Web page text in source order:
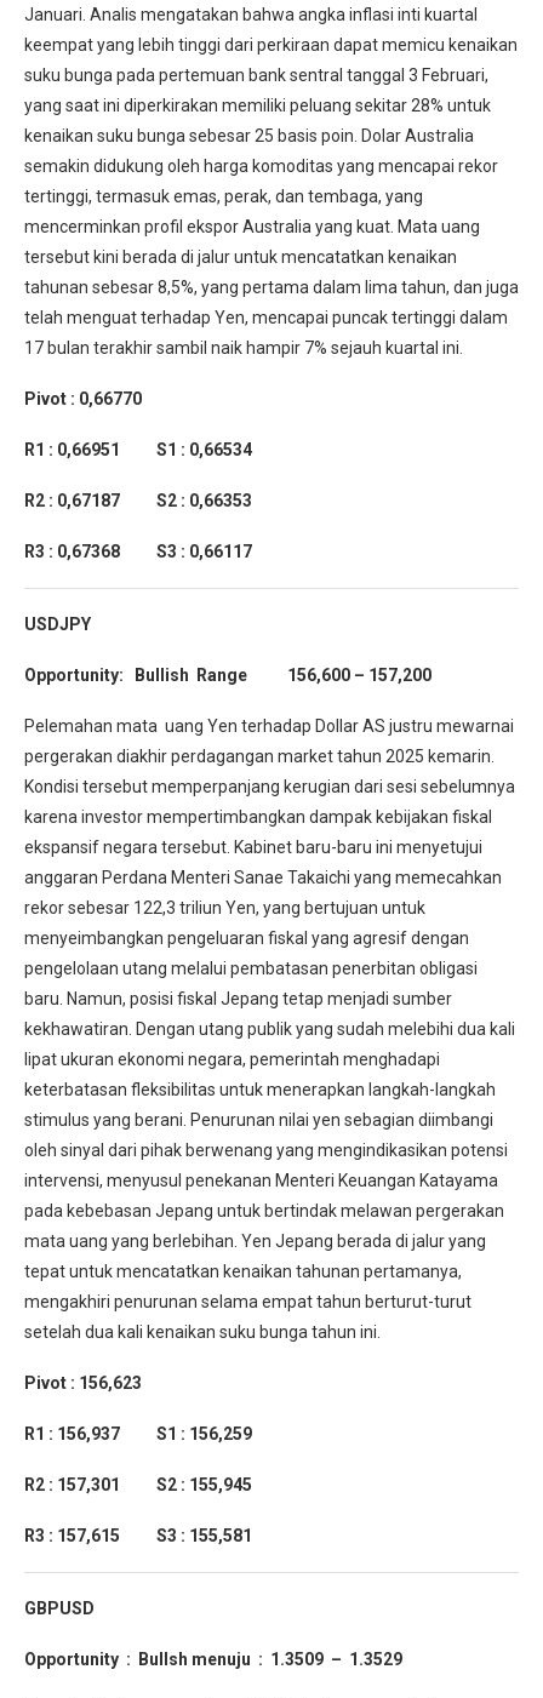
Januari. Analis mengatakan bahwa angka inflasi inti kuartal
keempat yang lebih tinggi dari perkiraan dapat memicu kenaikan
suku bunga pada pertemuan bank sentral tanggal 3 Februari,
yang saat ini diperkirakan memiliki peluang sekitar 28% untuk
kenaikan suku bunga sebesar 25 basis poin. Dolar Australia
semakin didukung oleh harga komoditas yang mencapai rekor
tertinggi, termasuk emas, perak, dan tembaga, yang
mencerminkan profil ekspor Australia yang kuat. Mata uang
tersebut kini berada di jalur untuk mencatatkan kenaikan
tahunan sebesar 8,5%, yang pertama dalam lima tahun, dan juga
telah menguat terhadap Yen, mencapai puncak tertinggi dalam
17 bulan terakhir sambil naik hampir 7% sejauh kuartal ini.
Pivot : 0,66770
R1 : 0,66951 S1 : 0,66534
R2 : 0,67187 S2 : 0,66353
R3 : 0,67368 S3 : 0,66117
USDJPY
Opportunity: Bullish Range 156,600 – 157,200
Pelemahan mata uang Yen terhadap Dollar AS justru mewarnai
pergerakan diakhir perdagangan market tahun 2025 kemarin.
Kondisi tersebut memperpanjang kerugian dari sesi sebelumnya
karena investor mempertimbangkan dampak kebijakan fiskal
ekspansif negara tersebut. Kabinet baru-baru ini menyetujui
anggaran Perdana Menteri Sanae Takaichi yang memecahkan
rekor sebesar 122,3 triliun Yen, yang bertujuan untuk
menyeimbangkan pengeluaran fiskal yang agresif dengan
pengelolaan utang melalui pembatasan penerbitan obligasi
baru. Namun, posisi fiskal Jepang tetap menjadi sumber
kekhawatiran. Dengan utang publik yang sudah melebihi dua kali
lipat ukuran ekonomi negara, pemerintah menghadapi
keterbatasan fleksibilitas untuk menerapkan langkah-langkah
stimulus yang berani. Penurunan nilai yen sebagian diimbangi
oleh sinyal dari pihak berwenang yang mengindikasikan potensi
intervensi, menyusul penekanan Menteri Keuangan Katayama
pada kebebasan Jepang untuk bertindak melawan pergerakan
mata uang yang berlebihan. Yen Jepang berada di jalur yang
tepat untuk mencatatkan kenaikan tahunan pertamanya,
mengakhiri penurunan selama empat tahun berturut-turut
setelah dua kali kenaikan suku bunga tahun ini.
Pivot : 156,623
R1 : 156,937 S1 : 156,259
R2 : 157,301 S2 : 155,945
R3 : 157,615 S3 : 155,581
GBPUSD
Opportunity : Bullsh menuju : 1.3509 – 1.3529